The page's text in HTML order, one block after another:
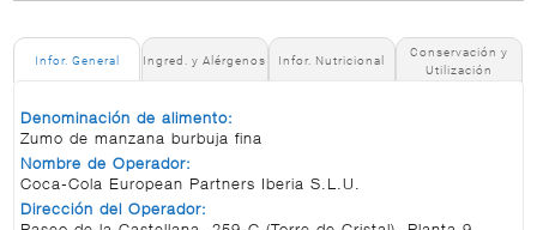
Infor. General Ingred. y Alérgenos Infor. Nutricional
Conservación y
Utilización
Denominación de alimento:
Zumo de manzana burbuja fina
Nombre de Operador:
Coca-Cola European Partners Iberia S.L.U.
Dirección del Operador: